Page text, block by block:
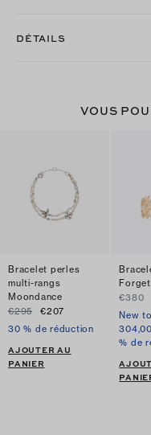
DÉTAILS
VOUS
Bracelet perles
multi-rangs
Moondance
€295
€207
30 % de réduction
AJOUTER AU
PANIER
€380
New
% de